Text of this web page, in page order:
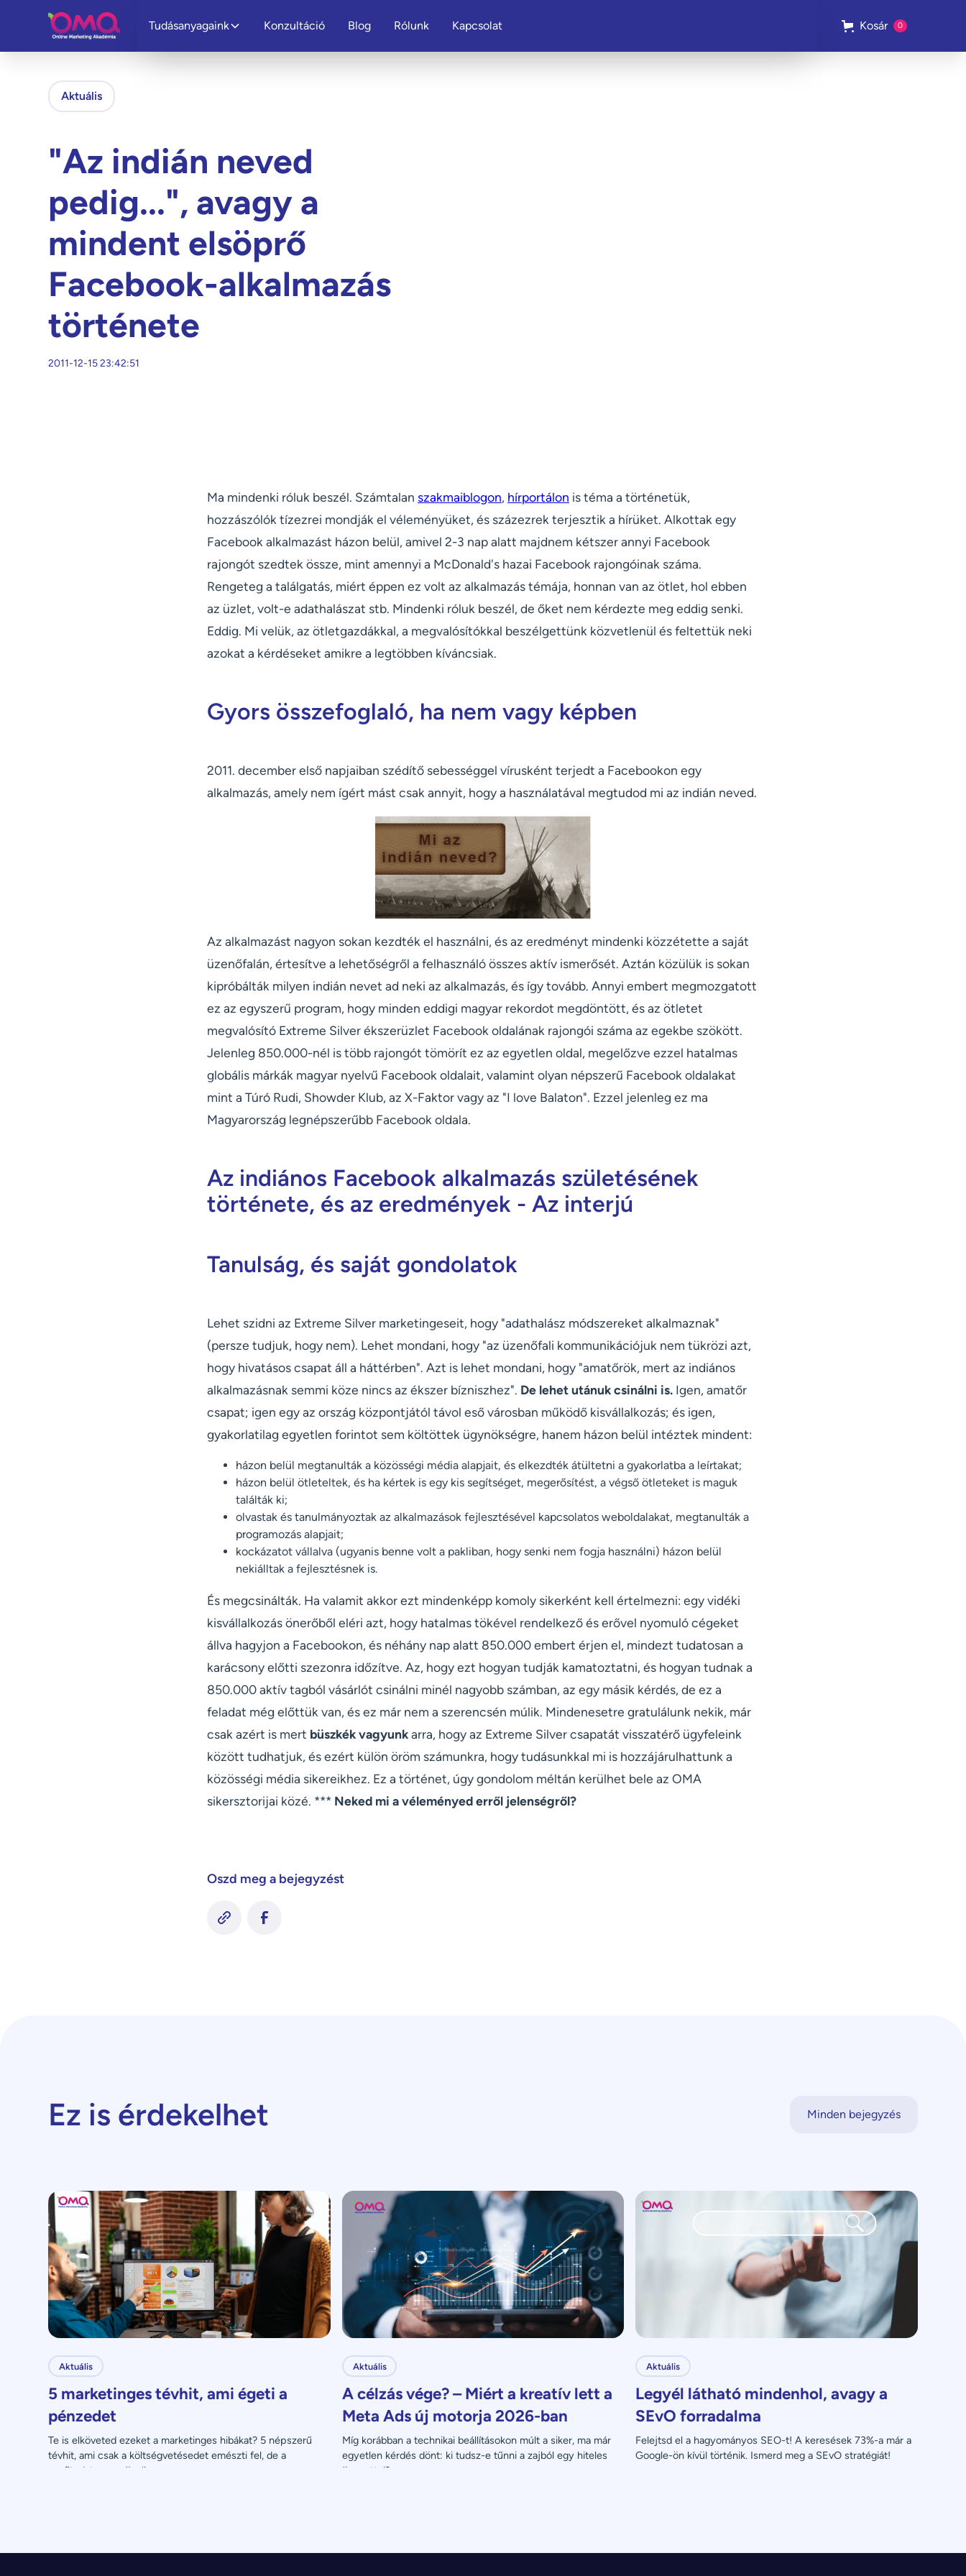
Tudásanyagaink Konzultáció Blog Rólunk Kapcsolat Kosár 0
Aktuális
"Az indián neved
pedig...", avagy a
mindent elsöprő
Facebook-alkalmazás
története
2011-12-15 23:42:51
Ma mindenki róluk beszél. Számtalan szakmaiblogon, hírportálon is téma a történetük,
hozzászólók tízezrei mondják el véleményüket, és százezrek terjesztik a hírüket. Alkottak egy
Facebook alkalmazást házon belül, amivel 2-3 nap alatt majdnem kétszer annyi Facebook
rajongót szedtek össze, mint amennyi a McDonald's hazai Facebook rajongóinak száma.
Rengeteg a találgatás, miért éppen ez volt az alkalmazás témája, honnan van az ötlet, hol ebben
az üzlet, volt-e adathalászat stb. Mindenki róluk beszél, de őket nem kérdezte meg eddig senki.
Eddig. Mi velük, az ötletgazdákkal, a megvalósítókkal beszélgettünk közvetlenül és feltettük neki
azokat a kérdéseket amikre a legtöbben kíváncsiak.
Gyors összefoglaló, ha nem vagy képben
2011. december első napjaiban szédítő sebességgel vírusként terjedt a Facebookon egy
alkalmazás, amely nem ígért mást csak annyit, hogy a használatával megtudod mi az indián neved.
Az alkalmazást nagyon sokan kezdték el használni, és az eredményt mindenki közzétette a saját
üzenőfalán, értesítve a lehetőségről a felhasználó összes aktív ismerősét. Aztán közülük is sokan
kipróbálták milyen indián nevet ad neki az alkalmazás, és így tovább. Annyi embert megmozgatott
ez az egyszerű program, hogy minden eddigi magyar rekordot megdöntött, és az ötletet
megvalósító Extreme Silver ékszerüzlet Facebook oldalának rajongói száma az egekbe szökött.
Jelenleg 850.000-nél is több rajongót tömörít ez az egyetlen oldal, megelőzve ezzel hatalmas
globális márkák magyar nyelvű Facebook oldalait, valamint olyan népszerű Facebook oldalakat
mint a Túró Rudi, Showder Klub, az X-Faktor vagy az "I love Balaton". Ezzel jelenleg ez ma
Magyarország legnépszerűbb Facebook oldala.
Az indiános Facebook alkalmazás születésének
története, és az eredmények - Az interjú
Tanulság, és saját gondolatok
Lehet szidni az Extreme Silver marketingeseit, hogy "adathalász módszereket alkalmaznak"
(persze tudjuk, hogy nem). Lehet mondani, hogy "az üzenőfali kommunikációjuk nem tükrözi azt,
hogy hivatásos csapat áll a háttérben". Azt is lehet mondani, hogy "amatőrök, mert az indiános
alkalmazásnak semmi köze nincs az ékszer bízniszhez". De lehet utánuk csinálni is. Igen, amatőr
csapat; igen egy az ország központjától távol eső városban működő kisvállalkozás; és igen,
gyakorlatilag egyetlen forintot sem költöttek ügynökségre, hanem házon belül intéztek mindent:
házon belül megtanulták a közösségi média alapjait, és elkezdték átültetni a gyakorlatba a leírtakat;
házon belül ötleteltek, és ha kértek is egy kis segítséget, megerősítést, a végső ötleteket is maguk
találták ki;
olvastak és tanulmányoztak az alkalmazások fejlesztésével kapcsolatos weboldalakat, megtanulták a
programozás alapjait;
kockázatot vállalva (ugyanis benne volt a pakliban, hogy senki nem fogja használni) házon belül
nekiálltak a fejlesztésnek is.
És megcsinálták. Ha valamit akkor ezt mindenképp komoly sikerként kell értelmezni: egy vidéki
kisvállalkozás önerőből eléri azt, hogy hatalmas tökével rendelkező és erővel nyomuló cégeket
állva hagyjon a Facebookon, és néhány nap alatt 850.000 embert érjen el, mindezt tudatosan a
karácsony előtti szezonra időzítve. Az, hogy ezt hogyan tudják kamatoztatni, és hogyan tudnak a
850.000 aktív tagból vásárlót csinálni minél nagyobb számban, az egy másik kérdés, de ez a
feladat még előttük van, és ez már nem a szerencsén múlik. Mindenesetre gratulálunk nekik, már
csak azért is mert büszkék vagyunkarra, hogy az Extreme Silver csapatát visszatérő ügyfeleink
között tudhatjuk, és ezért külön öröm számunkra, hogy tudásunkkal mi is hozzájárulhattunk a
közösségi média sikereikhez. Ez a történet, úgy gondolom méltán kerülhet bele az OMA
sikersztorijai közé. *** Neked mi a véleményed erről jelenségről?
Oszd meg a bejegyzést
Ez is érdekelhet Minden bejegyzés
Aktuális
5 marketinges tévhit, ami égeti a
pénzedet
Te is elköveted ezeket a marketinges hibákat? 5 népszerű
tévhit, ami csak a költségvetésedet emészti fel, de a
profitodat nem növeli.
Aktuális
A célzás vége? – Miért a kreatív lett a
Meta Ads új motorja 2026-ban
Míg korábban a technikai beállításokon múlt a siker, ma már
egyetlen kérdés dönt: ki tudsz-e tűnni a zajból egy hiteles
üzenettel?
Aktuális
Legyél látható mindenhol, avagy a
SEvO forradalma
Felejtsd el a hagyományos SEO-t! A keresések 73%-a már a
Google-ön kívül történik. Ismerd meg a SEvO stratégiát!